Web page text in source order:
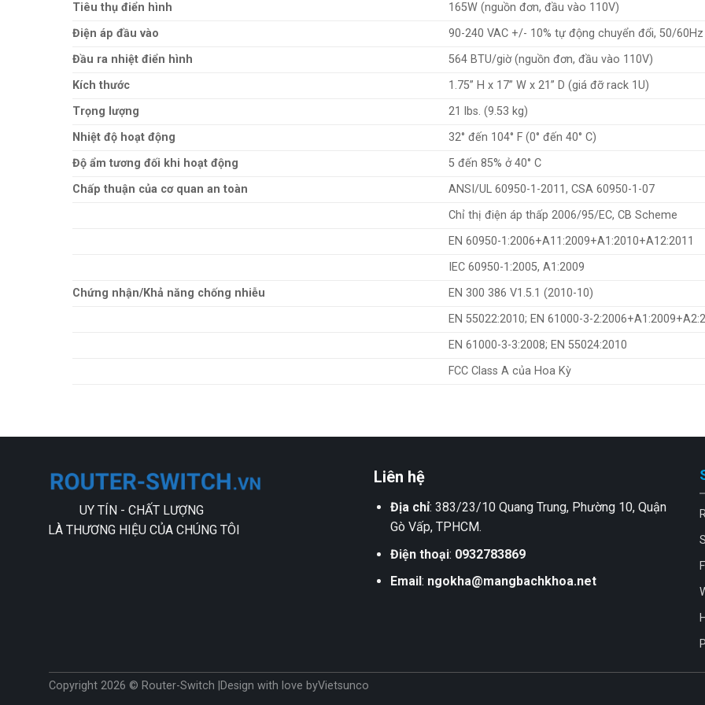
Tiêu thụ điển hình
165W (nguồn đơn, đầu vào 110V)
Điện áp đầu vào
90-240 VAC +/- 10% tự động chuyển đổi, 50/60Hz
Đầu ra nhiệt điển hình
564 BTU/giờ (nguồn đơn, đầu vào 110V)
Kích thước
1.75” H x 17” W x 21” D (giá đỡ rack 1U)
Trọng lượng
21 lbs. (9.53 kg)
Nhiệt độ hoạt động
32° đến 104° F (0° đến 40° C)
Độ ẩm tương đối khi hoạt động
5 đến 85% ở 40° C
Chấp thuận của cơ quan an toàn
ANSI/UL 60950-1-2011, CSA 60950-1-07
Chỉ thị điện áp thấp 2006/95/EC, CB Scheme
EN 60950-1:2006+A11:2009+A1:2010+A12:2011
IEC 60950-1:2005, A1:2009
Chứng nhận/Khả năng chống nhiễu
EN 300 386 V1.5.1 (2010-10)
EN 55022:2010; EN 61000-3-
EN 61000-3-3:2008; EN 55024:2010
FCC Class A của Hoa Kỳ
UY TÍN - CHẤT LƯỢNG
LÀ THƯƠNG HIỆU CỦA CHÚNG TÔI
Liên hệ
Địa chỉ: 383/23/10 Quang Trung, Phường 10, Quận
Gò Vấp, TPHCM.
Điện thoại: 0932783869
Email : ngokha@mangbachkhoa.net
Copyright 2026 © Router-Switch | Design with love byVietsunco